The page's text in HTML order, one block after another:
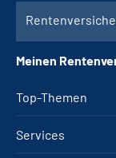
Top-Themen
Services
Meinen